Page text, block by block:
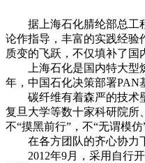
据上海石化腈纶部总工程
论作指导，丰富的实践经验
质变的飞跃，不仅填补了国
上海石化是国内特大型炼
年，中国石化决策部署PAN
碳纤维有着森严的技术壁
复旦大学等数十家科研院所
不“摸黑前行”，不“无谓模
在各方团队的齐心协力下
2012年9月，采用自行开